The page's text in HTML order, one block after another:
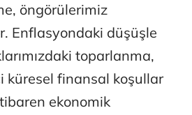
öngörülerimiz
Enflasyondaki düşüşle
toparlanma,
küresel finansal koşullar
ekonomik